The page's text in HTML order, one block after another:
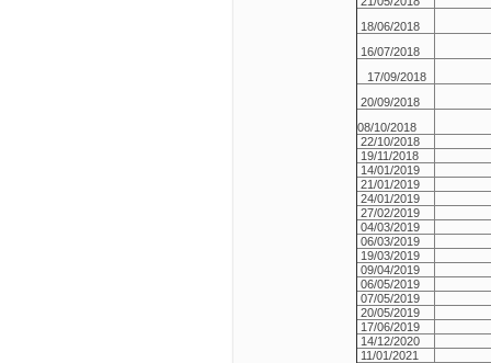
18/06/2018
16/07/2018
17/09/2018
20/09/2018
08/10/2018
22/10/2018
19/11/2018
14/01/2019
21/01/2019
24/01/2019
27/02/2019
04/03/2019
06/03/2019
19/03/2019
09/04/2019
06/05/2019
07/05/2019
20/05/2019
17/06/2019
14/12/2020
11/01/2021